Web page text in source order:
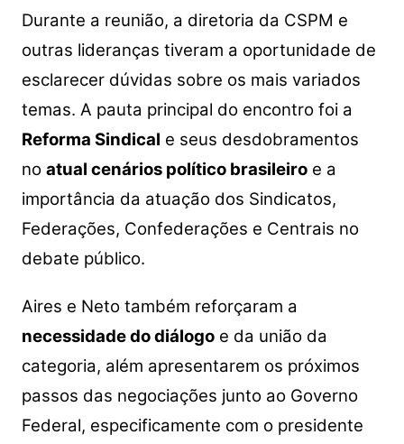
Durante a reunião, a diretoria da CSPM e
outras lideranças tiveram a oportunidade de
esclarecer dúvidas sobre os mais variados
temas. A pauta principal do encontro foi a
Reforma Sindical e seus desdobramentos
no atual cenários político brasileiroe a
importância da atuação dos Sindicatos,
Federações, Confederações e Centrais no
debate público.
Aires e Neto também reforçaram a
necessidade do diálogoe da união da
categoria, além apresentarem os próximos
passos das negociações junto ao Governo
Federal, especificamente com o presidente